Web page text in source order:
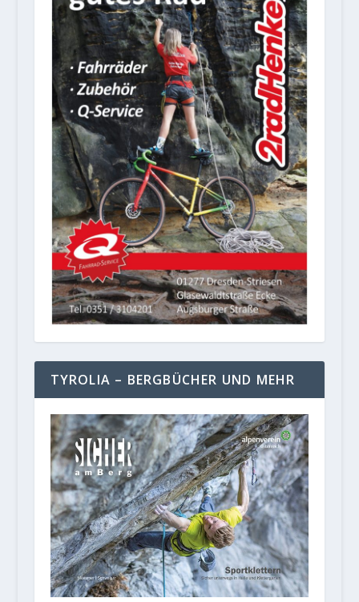
TYROLIA – BERGBÜCHER UND MEHR